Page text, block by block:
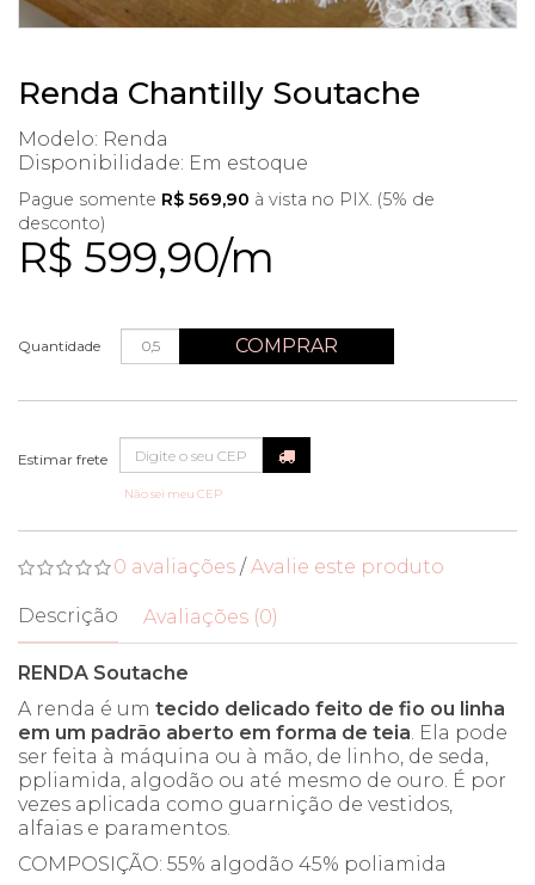
Renda Chantilly Soutache
Modelo: Renda
Disponibilidade: Em estoque
R$ 599,90/m
Pague somente R$ 569,90 à vista no PIX. (5% de
desconto)
Quantidade COMPRAR
Não sei meu CEP
0 avaliações /Avalie este produto
Descrição Avaliações (0)
RENDA Soutache
A renda é um tecido delicado feito de fio ou linha
em um padrão aberto em forma de teia. Ela pode
ser feita à máquina ou à mão, de linho, de seda,
ppliamida, algodão ou até mesmo de ouro. É por
vezes aplicada como guarnição de vestidos,
alfaias e paramentos.
COMPOSIÇÃO: 55% algodão 45% poliamida